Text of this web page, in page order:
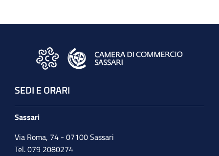
SEDI E ORARI
Sassari
Via Roma, 74 - 07100 Sassari
Tel. 079 2080274